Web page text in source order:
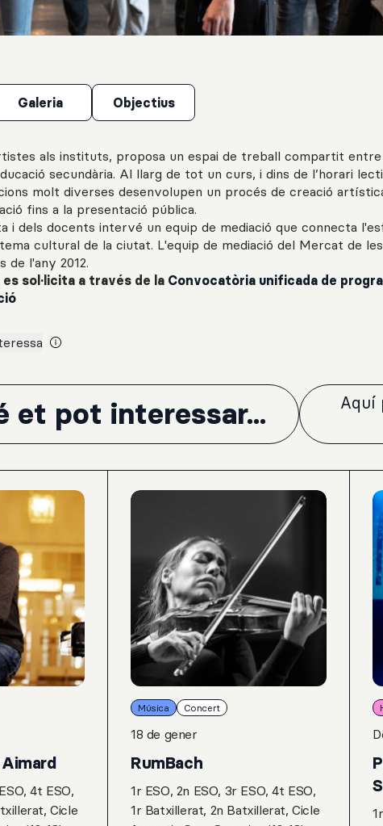
Galeria Objectius
als instituts, proposa un espai de treball compartit
secundària. Al llarg de tot un curs, i dins de l’horari
molt diverses desenvolupen un procés de creació
fins a la presentació pública.
i dels docents intervé un equip de mediació que connecta
cultural de la ciutat. L'equip de mediació del Mercat de
de l'any 2012.
sol·licita a través de la Convocatòria unificada de
et pot interessar...
Aquí
4t ESO,
Cicle
Música Concert
18 de gener
RumBach
1r ESO, 2n ESO, 3r ESO, 4t ESO,
1r Batxillerat, 2n Batxillerat, Cicle